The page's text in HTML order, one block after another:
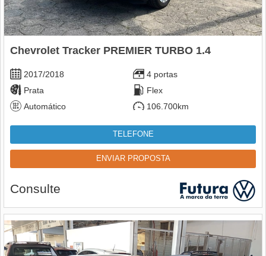
Chevrolet Tracker PREMIER TURBO 1.4
2017/2018
4 portas
Prata
Flex
Automático
106.700km
TELEFONE
ENVIAR PROPOSTA
Consulte